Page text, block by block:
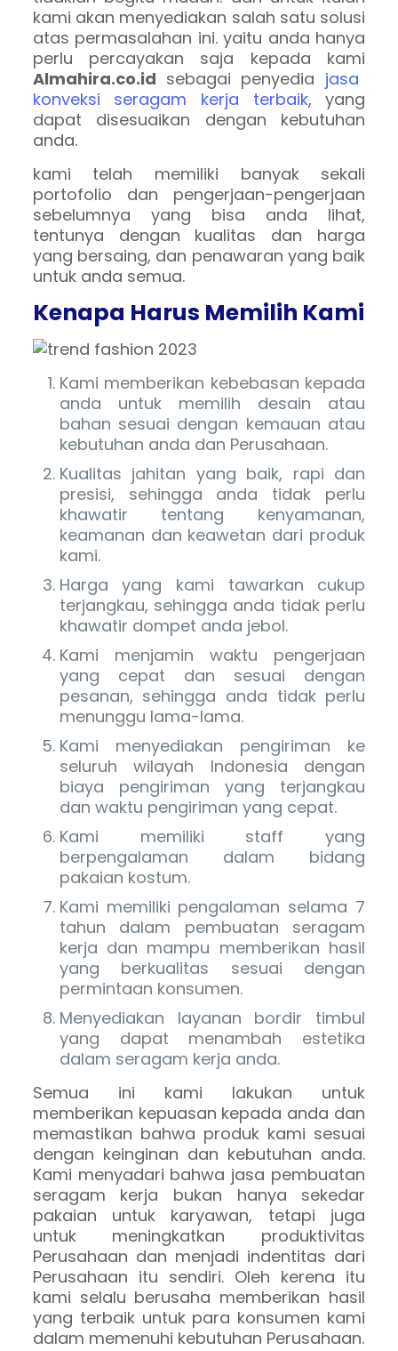
kami akan menyediakan salah satu solusi
atas permasalahan ini. yaitu anda hanya
perlu percayakan saja kepada kami
Almahira.co.id sebagai penyedia jasa
konveksi seragam kerja terbaik, yang
dapat disesuaikan dengan kebutuhan
anda.
kami telah memiliki banyak sekali
portofolio dan pengerjaan-pengerjaan
sebelumnya yang bisa anda lihat,
tentunya dengan kualitas dan harga
yang bersaing, dan penawaran yang baik
untuk anda semua.
Kenapa Harus Memilih Kami
Kami memberikan kebebasan kepada
anda untuk memilih desain atau
bahan sesuai dengan kemauan atau
kebutuhan anda dan Perusahaan.
Kualitas jahitan yang baik, rapi dan
presisi, sehingga anda tidak perlu
khawatir tentang kenyamanan,
keamanan dan keawetan dari produk
kami.
Harga yang kami tawarkan cukup
terjangkau, sehingga anda tidak perlu
khawatir dompet anda jebol.
Kami menjamin waktu pengerjaan
yang cepat dan sesuai dengan
pesanan, sehingga anda tidak perlu
menunggu lama-lama.
Kami menyediakan pengiriman ke
seluruh wilayah Indonesia dengan
biaya pengiriman yang terjangkau
dan waktu pengiriman yang cepat.
Kami memiliki staff yang
berpengalaman dalam bidang
pakaian kostum.
Kami memiliki pengalaman selama 7
tahun dalam pembuatan seragam
kerja dan mampu memberikan hasil
yang berkualitas sesuai dengan
permintaan konsumen.
Menyediakan layanan bordir timbul
yang dapat menambah estetika
dalam seragam kerja anda.
Semua ini kami lakukan untuk
memberikan kepuasan kepada anda dan
memastikan bahwa produk kami sesuai
dengan keinginan dan kebutuhan anda.
Kami menyadari bahwa jasa pembuatan
seragam kerja bukan hanya sekedar
pakaian untuk karyawan, tetapi juga
untuk meningkatkan produktivitas
Perusahaan dan menjadi indentitas dari
Perusahaan itu sendiri. Oleh kerena itu
kami selalu berusaha memberikan hasil
yang terbaik untuk para konsumen kami
dalam memenuhi kebutuhan Perusahaan.